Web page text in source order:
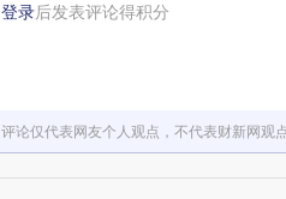
登录后发表评论得积分
评论仅代表网友个人观点，不代表财新网观